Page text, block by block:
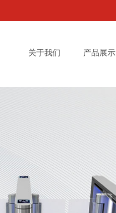
关于我们 产品展示